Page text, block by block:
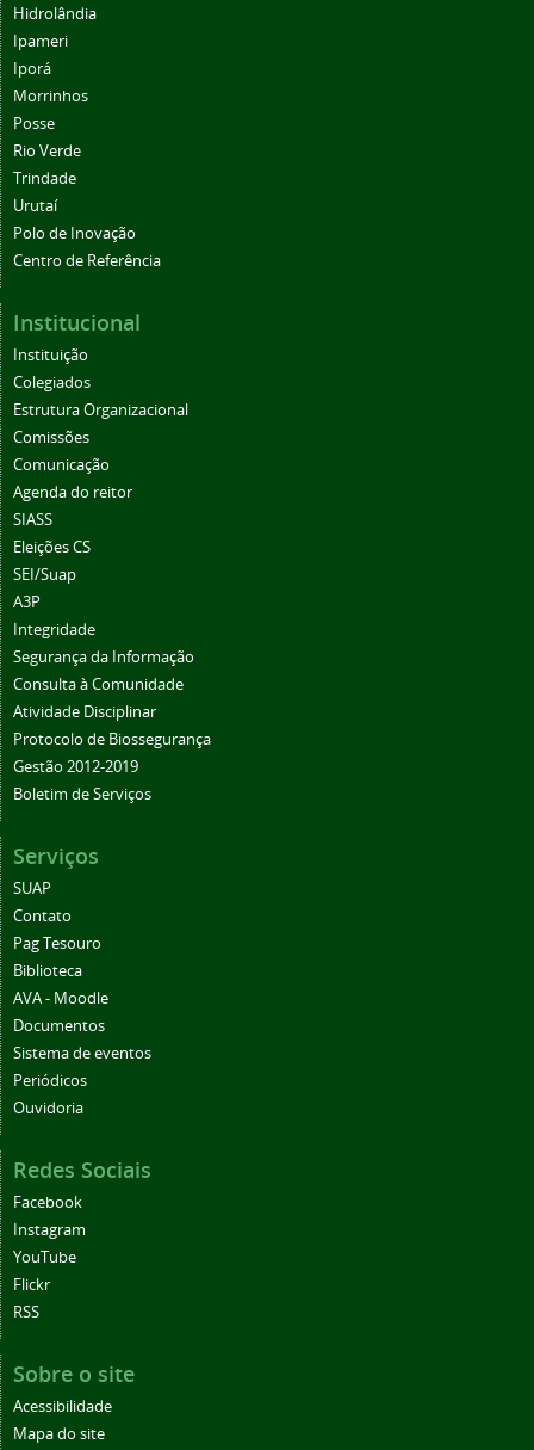
Hidrolândia
Ipameri
Iporá
Morrinhos
Posse
Rio Verde
Trindade
Urutaí
Polo de Inovação
Centro de Referência
Institucional
Instituição
Colegiados
Estrutura Organizacional
Comissões
Comunicação
Agenda do reitor
SIASS
Eleições CS
SEI/Suap
A3P
Integridade
Segurança da Informação
Consulta à Comunidade
Atividade Disciplinar
Protocolo de Biossegurança
Gestão 2012-2019
Boletim de Serviços
Serviços
SUAP
Contato
Pag Tesouro
Biblioteca
AVA - Moodle
Documentos
Sistema de eventos
Periódicos
Ouvidoria
Redes Sociais
Facebook
Instagram
YouTube
Flickr
RSS
Sobre o site
Acessibilidade
Mapa do site